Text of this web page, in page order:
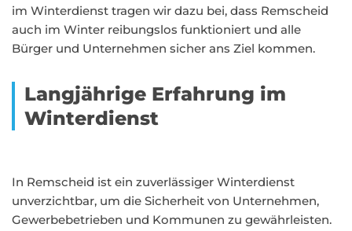
im Winterdienst tragen wir dazu bei, dass Remscheid
auch im Winter reibungslos funktioniert und alle
Bürger und Unternehmen sicher ans Ziel kommen.
Langjährige Erfahrung im
Winterdienst
In Remscheid ist ein zuverlässiger Winterdienst
unverzichtbar, um die Sicherheit von Unternehmen,
Gewerbebetrieben und Kommunen zu gewährleisten.